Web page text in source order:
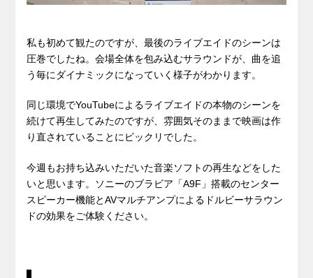
私も初めて観たのですが、最後のライブエイドのシーンは
圧巻でしたね。会場全体を包み込むサラウンドが、曲を追
う毎にダイナミックになっていく様子がわかります。
同じ環境でYouTubeによるライブエイドの本物のシーンを
続けて再生してみたのですが、雰囲気そのままで映画は作
り直されていることにビックリでした。
今週もお持ち込みいただいた音楽ソフトの再生などをした
いと思います。ソニーのブラビア「A9F」搭載のセンター
スピーカー機能とAVマルチアンプによるドルビーサラウン
ドの効果をご体験ください。